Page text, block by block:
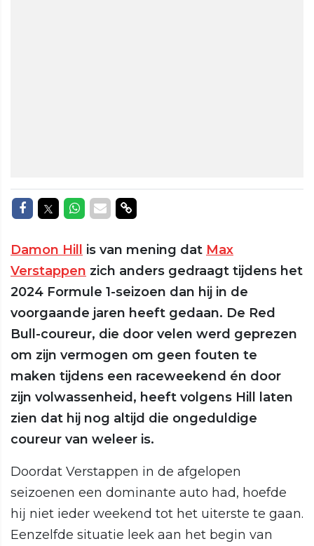
Delen op Facebook
Delen op Twitter
Delen op Whatsapp
Delen via Mail
Delen via link
Damon Hill is van mening dat Max
Verstappen zich anders gedraagt tijdens het
2024 Formule 1-seizoen dan hij in de
voorgaande jaren heeft gedaan. De Red
Bull-coureur, die door velen werd geprezen
om zijn vermogen om geen fouten te
maken tijdens een raceweekend én door
zijn volwassenheid, heeft volgens Hill laten
zien dat hij nog altijd die ongeduldige
coureur van weleer is.
Doordat Verstappen in de afgelopen
seizoenen een dominante auto had, hoefde
hij niet ieder weekend tot het uiterste te gaan.
Eenzelfde situatie leek aan het begin van